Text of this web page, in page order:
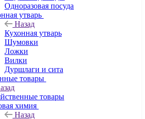
Одноразовая посуда
утварь
Назад
Кухонная утварь
Шумовки
Ложки
Вилки
Дуршлаги и сита
товары
товары
химия
Назад